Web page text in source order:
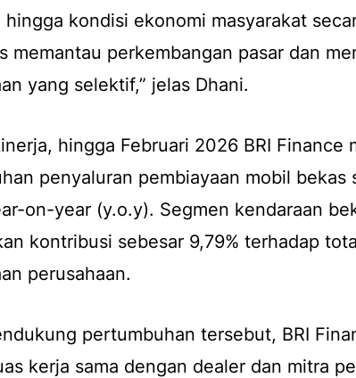
hingga kondisi ekonomi masyarakat
memantau perkembangan pasar dan
yang selektif,” jelas Dhani.
hingga Februari 2026 BRI Finance
penyaluran pembiayaan mobil bekas
on-year (y.o.y). Segmen kendaraan
kontribusi sebesar 9,79% terhadap
perusahaan.
pertumbuhan tersebut, BRI
kerja sama dengan dealer dan mitra